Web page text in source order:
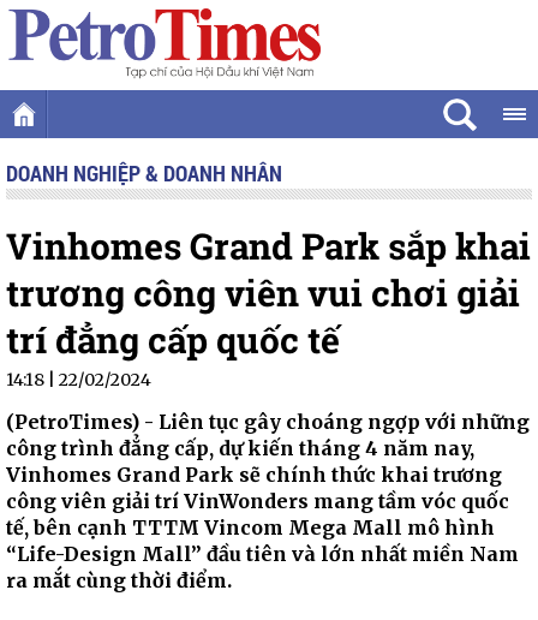
DOANH NGHIỆP & DOANH NHÂN
Vinhomes Grand Park sắp khai
trương công viên vui chơi giải
trí đẳng cấp quốc tế
14:18 | 22/02/2024
(PetroTimes) - Liên tục gây choáng ngợp với những
công trình đẳng cấp, dự kiến tháng 4 năm nay,
Vinhomes Grand Park sẽ chính thức khai trương
công viên giải trí VinWonders mang tầm vóc quốc
tế, bên cạnh TTTM Vincom Mega Mall mô hình
“Life-Design Mall” đầu tiên và lớn nhất miền Nam
ra mắt cùng thời điểm.